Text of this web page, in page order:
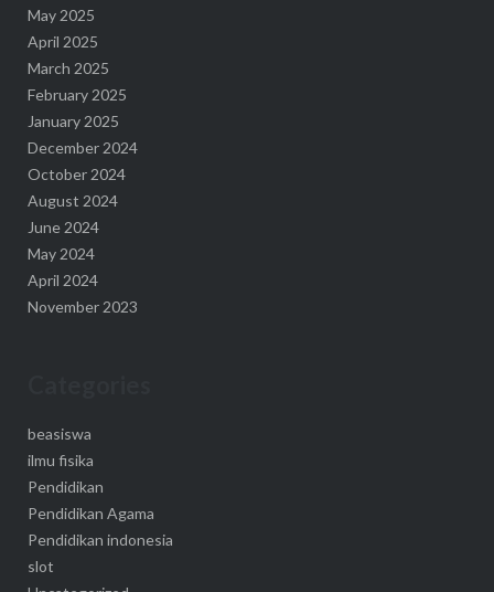
May 2025
April 2025
March 2025
February 2025
January 2025
December 2024
October 2024
August 2024
June 2024
May 2024
April 2024
November 2023
beasiswa
ilmu fisika
Pendidikan
Pendidikan Agama
Pendidikan indonesia
slot